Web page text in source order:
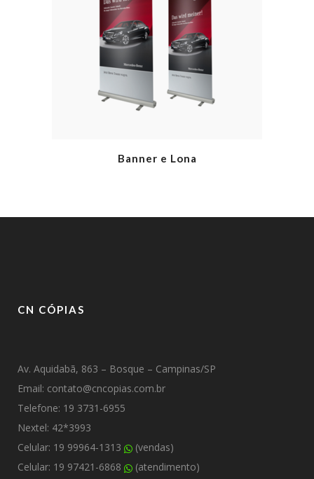
Banner e Lona
CN CÓPIAS
Av. Aquidabã, 863 – Bosque – Campinas/SP
Email: contato@cncopias.com.br
Telefone: 19 3731-6955
Nextel: 42*3993
Celular: 19 99964-1313
(vendas)
Celular: 19 97421-6868
(atendimento)